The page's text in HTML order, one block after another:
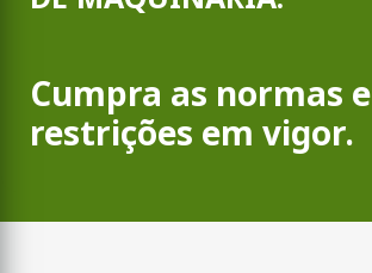
Cumpra as normas e
restrições em vigor.